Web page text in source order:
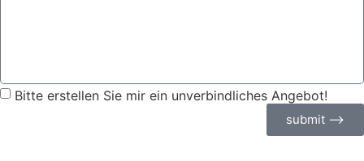
Bitte erstellen Sie mir ein unverbindliches Angebot!
submit ⟶